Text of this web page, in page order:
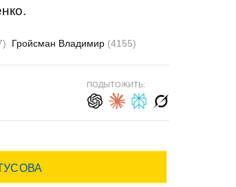
Гройсман Владимир (4155)
ПОДЫТОЖИТЬ: